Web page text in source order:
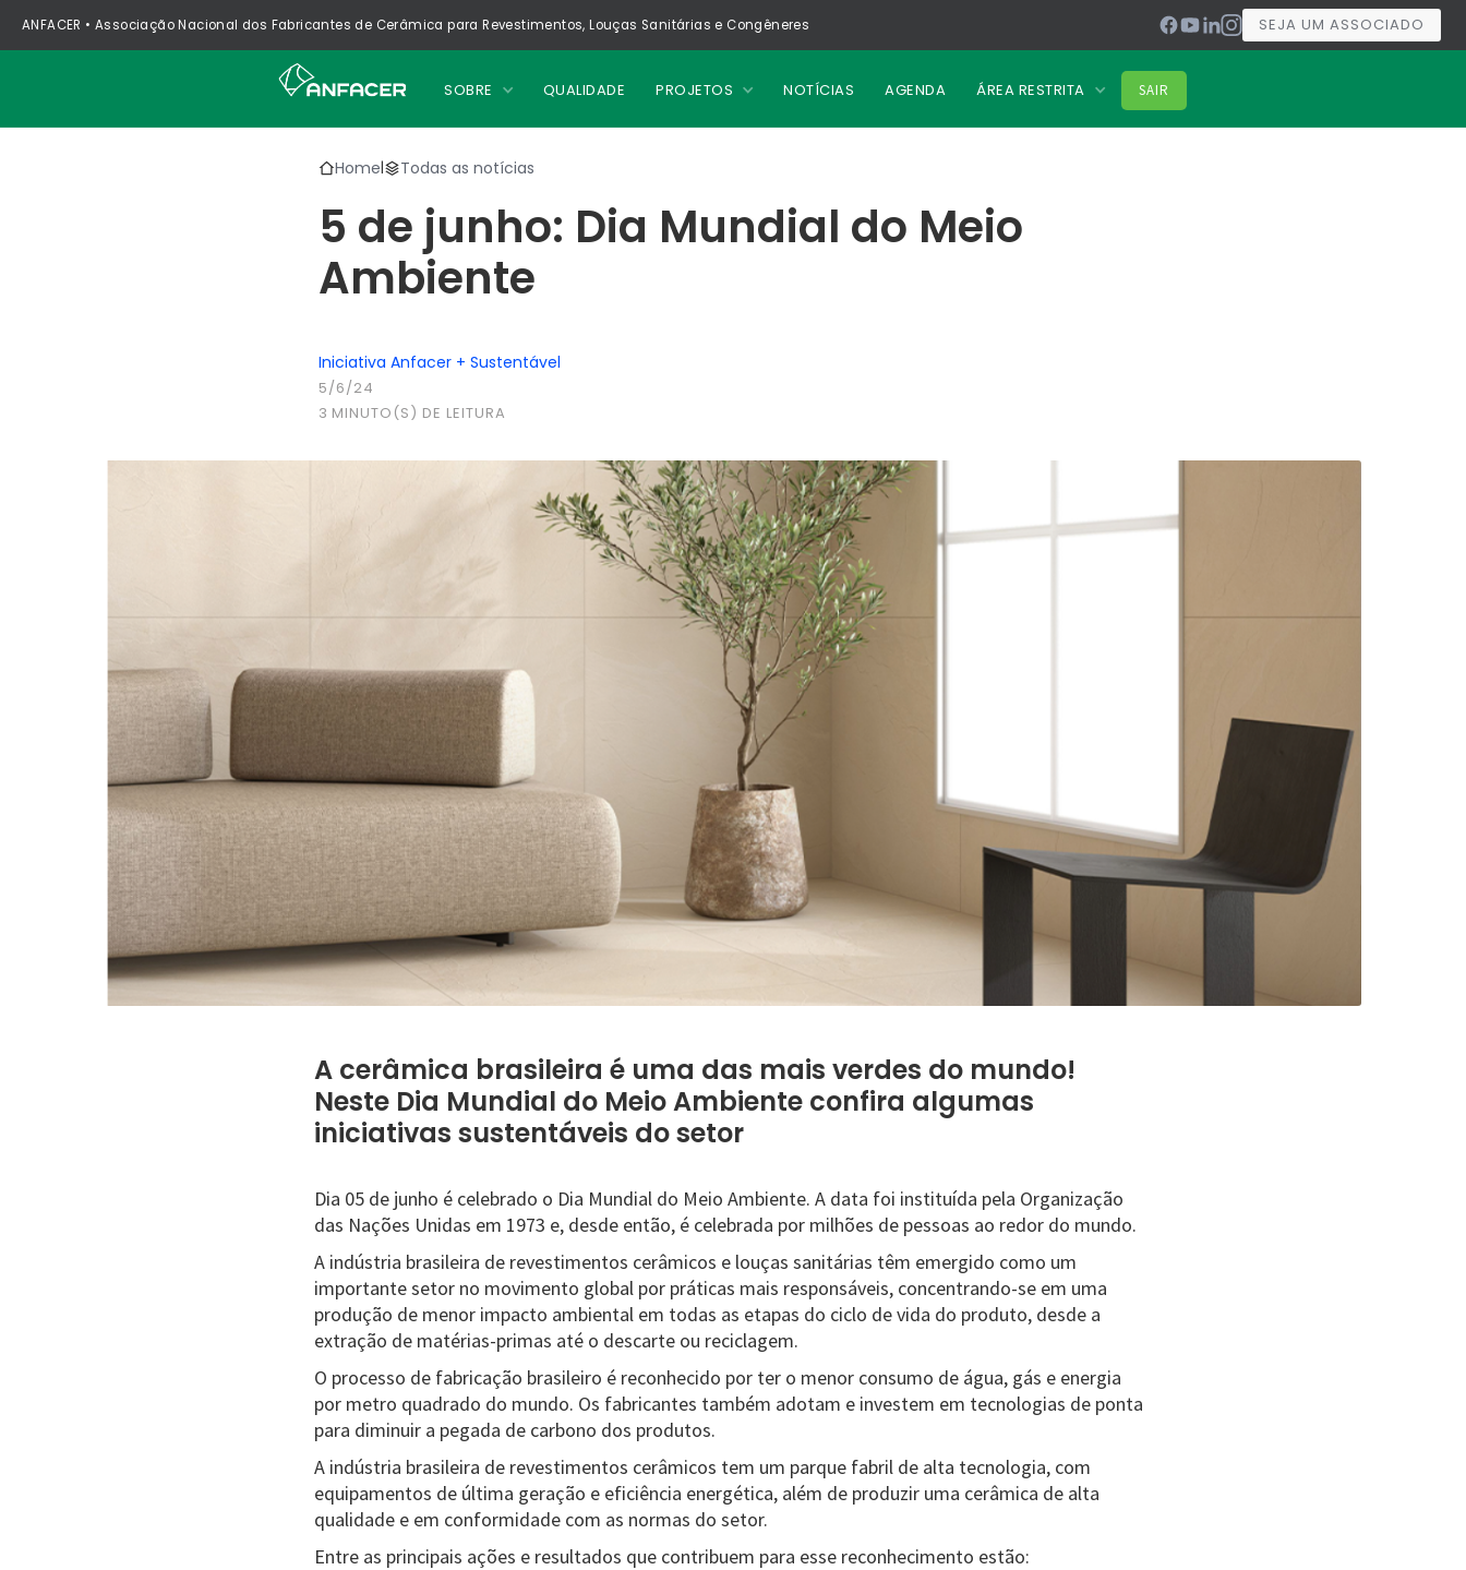
ANFACER • Associação Nacional dos Fabricantes de Cerâmica para Revestimentos, Louças Sanitárias e Congêneres SEJA UM ASSOCIADO
SOBRE QUALIDADE PROJETOS NOTÍCIAS AGENDA ÁREA RESTRITA SAIR
Home| Todas as notícias
5 de junho: Dia Mundial do Meio
Ambiente
Iniciativa Anfacer + Sustentável
5/6/24
3 MINUTO(S) DE LEITURA
A cerâmica brasileira é uma das mais verdes do mundo!
Neste Dia Mundial do Meio Ambiente confira algumas
iniciativas sustentáveis do setor
Dia 05 de junho é celebrado o Dia Mundial do Meio Ambiente. A data foi instituída pela Organização
das Nações Unidas em 1973 e, desde então, é celebrada por milhões de pessoas ao redor do mundo.
A indústria brasileira de revestimentos cerâmicos e louças sanitárias têm emergido como um
importante setor no movimento global por práticas mais responsáveis, concentrando-se em uma
produção de menor impacto ambiental em todas as etapas do ciclo de vida do produto, desde a
extração de matérias-primas até o descarte ou reciclagem.
O processo de fabricação brasileiro é reconhecido por ter o menor consumo de água, gás e energia
por metro quadrado do mundo. Os fabricantes também adotam e investem em tecnologias de ponta
para diminuir a pegada de carbono dos produtos.
A indústria brasileira de revestimentos cerâmicos tem um parque fabril de alta tecnologia, com
equipamentos de última geração e eficiência energética, além de produzir uma cerâmica de alta
qualidade e em conformidade com as normas do setor.
Entre as principais ações e resultados que contribuem para esse reconhecimento estão: